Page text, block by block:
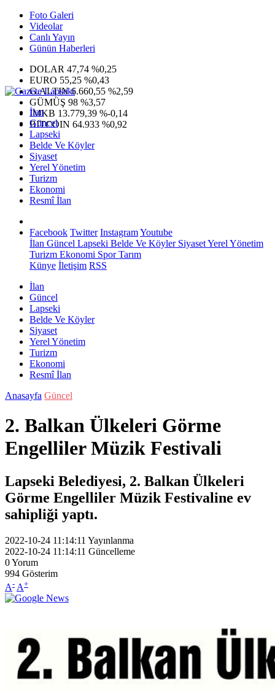
Foto Galeri
Videolar
Canlı Yayın
Günün Haberleri
DOLAR 47,74 %0,25
EURO 55,25 %0,43
G.ALTIN6.660,55 %2,59
GÜMÜŞ 98 %3,57
IMKB 13.779,39 %-0,14
BITCOIN 64.933 %0,92
İlan
Güncel
Lapseki
Belde Ve Köyler
Siyaset
Yerel Yönetim
Turizm
Ekonomi
Resmî İlan
Facebook Twitter InstagramYoutube
İlan Güncel Lapseki Belde Ve KöylerSiyasetYerel Yönetim
Turizm Ekonomi SporTarım
Künye İletişim RSS
İlan
Güncel
Lapseki
Belde Ve Köyler
Siyaset
Yerel Yönetim
Turizm
Ekonomi
Resmî İlan
Anasayfa Güncel
2. Balkan Ülkeleri Görme
Engelliler Müzik Festivali
Lapseki Belediyesi, 2. Balkan Ülkeleri
Görme Engelliler Müzik Festivaline ev
sahipliği yaptı.
2022-10-24 11:14:11 Yayınlanma
2022-10-24 11:14:11 Güncelleme
0Yorum
994 Gösterim
A- A+